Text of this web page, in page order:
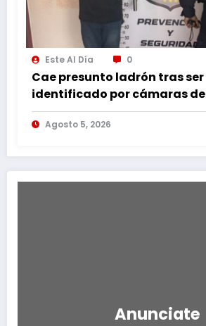
Este Al Día 0
Cae presunto ladrón tras ser
identificado por cámaras de
seguridad
Agosto 5, 2026
Anunciate